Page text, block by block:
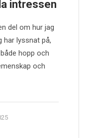
intressen
del om hur jag
har lyssnat på,
hopp och
och